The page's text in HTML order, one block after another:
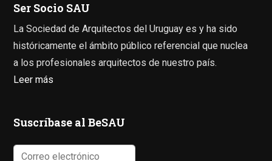
Ser Socio SAU
La Sociedad de Arquitectos del Uruguay es y ha sido
históricamente el ámbito público referencial que nuclea
a los profesionales arquitectos de nuestro país.
Leer más
Suscríbase al BeSAU